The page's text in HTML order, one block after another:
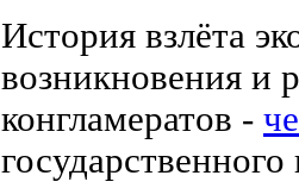
История взлёта
возникновения и
конгламератов -